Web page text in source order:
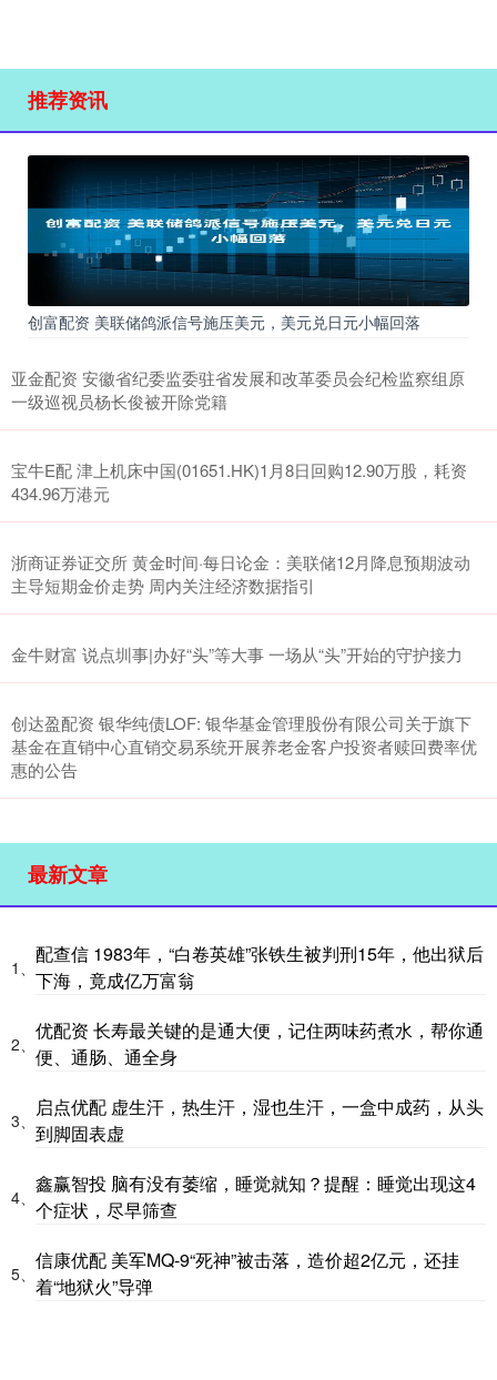
推荐资讯
创富配资 美联储鸽派信号施压美元，美元兑日元小幅回落
亚金配资 安徽省纪委监委驻省发展和改革委员会纪检监察组原
一级巡视员杨长俊被开除党籍
宝牛E配 津上机床中国(01651.HK)1月8日回购12.90万股，耗资
434.96万港元
浙商证券证交所 黄金时间·每日论金：美联储12月降息预期波动
主导短期金价走势 周内关注经济数据指引
金牛财富 说点圳事|办好“头”等大事 一场从“头”开始的守护接力
创达盈配资 银华纯债LOF: 银华基金管理股份有限公司关于旗下
基金在直销中心直销交易系统开展养老金客户投资者赎回费率优
惠的公告
最新文章
1、
配查信 1983年，“白卷英雄”张铁生被判刑15年，他出狱后
下海，竟成亿万富翁
2、
优配资 长寿最关键的是通大便，记住两味药煮水，帮你通
便、通肠、通全身
3、
启点优配 虚生汗，热生汗，湿也生汗，一盒中成药，从头
到脚固表虚
4、
鑫赢智投 脑有没有萎缩，睡觉就知？提醒：睡觉出现这4
个症状，尽早筛查
5、
信康优配 美军MQ-9“死神”被击落，造价超2亿元，还挂
着“地狱火”导弹